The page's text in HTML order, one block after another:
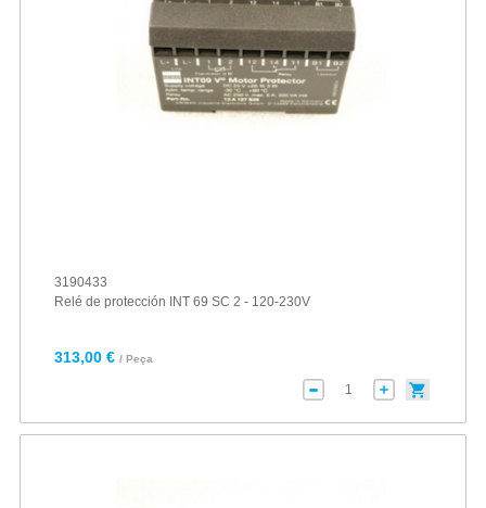
3190433
Relé de protección INT 69 SC 2 - 120-230V
313,00 € / Peça